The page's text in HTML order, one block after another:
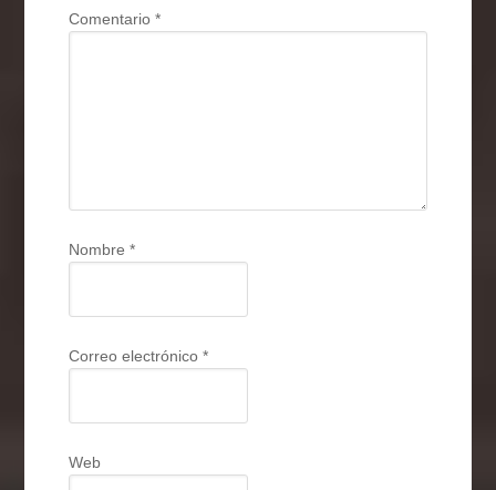
Comentario*
Nombre*
Correo electrónico*
Web